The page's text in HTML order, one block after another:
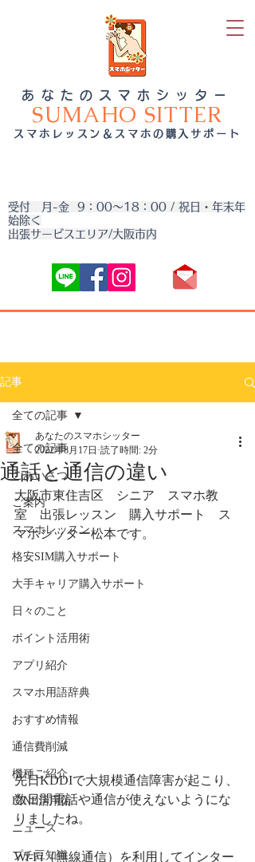
あなたのスマホシッター
SUMAHO SITTER
スマホレッスン＆スマホの購入サポート
受付 月-金 9：00～18：00 / 祝日・年末年
始除く
出張サービスエリア/大阪市内
記事
全ての記事
ごあいさつ
ご案内
スマホレッスン
格安SIM購入サポート
大手キャリア購入サポート
日々のこと
ポイント活用術
アプリ紹介
スマホ用語辞典
おすすめ情報
通信費削減
機種ご紹介
LINE活用術
ニュース
プチ豆知識
全ての記事
通話と通信の違い
あなたのスマホシッター
2022年8月17日 読了時間: 2分
大阪市東住吉区　シニア　スマホ教
室　出張レッスン　購入サポート　ス
マホシッター松本です。
先日KDDIで大規模通信障害が起こり、
数日間電話や通信が使えないようにな
りましたね。
Wi-Fi（無線通信）を利用してインター